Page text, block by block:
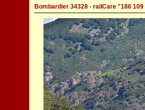
Bombardier 34328 - railCare "186 109